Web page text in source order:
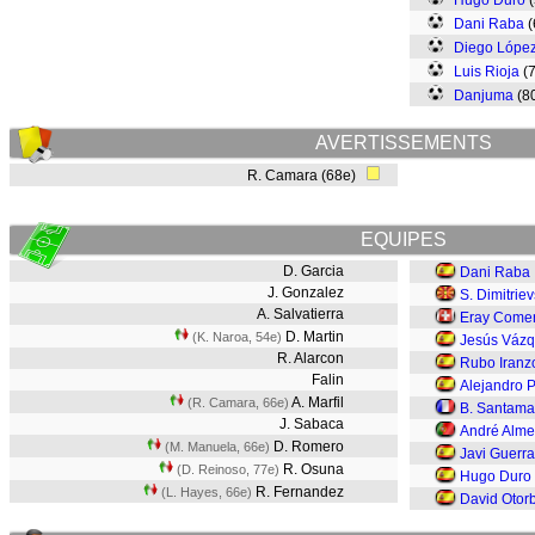
Dani Raba
Diego
Luis Rioja
Danjuma
AVERTISSEMENTS
R. Camara (68e)
EQUIPES
D. Garcia
J. Gonzalez
A. Salvatierra
(K. Naroa, 54e) D. Martin
R. Alarcon
Falin
(R. Camara, 66e) A. Marfil
J. Sabaca
(M. Manuela, 66e) D. Romero
(D. Reinoso, 77e) R. Osuna
(L. Hayes, 66e) R. Fernandez
Dani Raba
S.
Eray
Jesús
Rubo
Alejandro
B.
André
Javi Guerra
Hugo Duro
David